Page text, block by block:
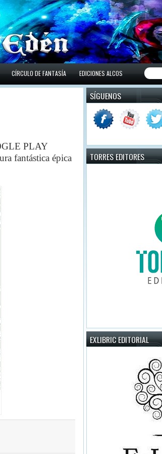
CÍRCULO DE FANTASÍA EDICIONES ALCOS
PLAY
fantástica épica
SÍGUENOS
TORRES EDITORES
EXLIBRIC EDITORIAL